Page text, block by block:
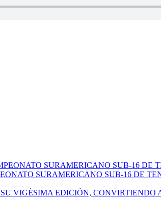
SURAMERICANO SUB-16 DE